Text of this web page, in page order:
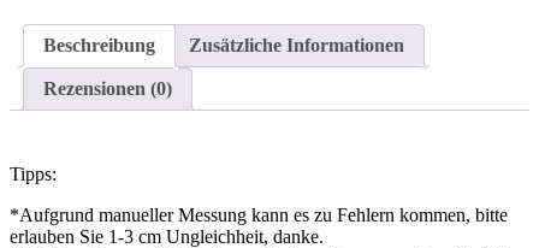
Beschreibung Zusätzliche Informationen
Rezensionen (0)
Tipps:
*Aufgrund manueller Messung kann es zu Fehlern kommen, bitte
erlauben Sie 1-3 cm Ungleichheit, danke.